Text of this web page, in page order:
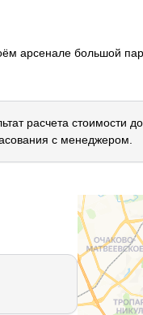
арсенале большой
расчета стоимости
с менеджером.